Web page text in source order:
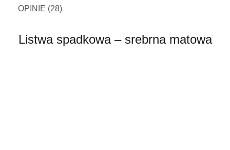
OPINIE (28)
Listwa spadkowa – srebrna matowa